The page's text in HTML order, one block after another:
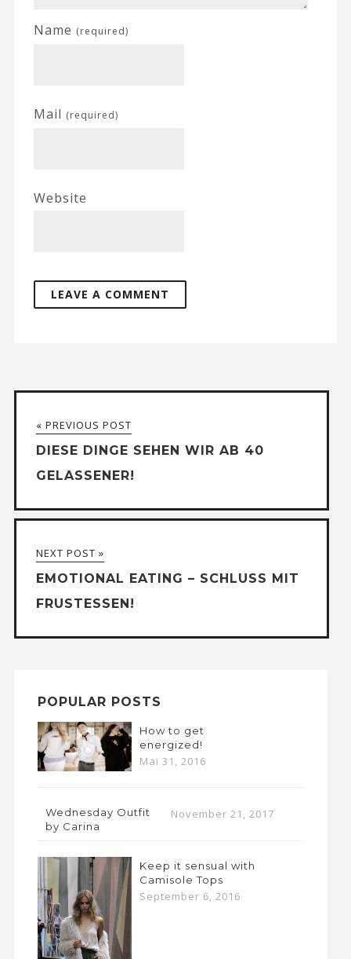
Name (required)
Mail (required)
Website
« PREVIOUS POST
DIESE DINGE SEHEN WIR AB 40
GELASSENER!
NEXT POST »
EMOTIONAL EATING – SCHLUSS MIT
FRUSTESSEN!
POPULAR POSTS
How to get
energized!
Mai 31, 2016
Wednesday Outfit
by Carina
November 21, 2017
Keep it sensual with
Camisole Tops
September 6, 2016